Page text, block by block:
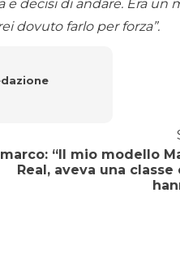
e decisi di andare. Era un
dovuto farlo per forza”.
“Il mio modello
Real, aveva una